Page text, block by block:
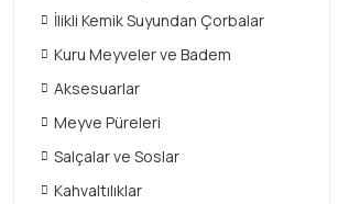
İlikli Kemik Suyundan Çorbalar
Kuru Meyveler ve Badem
Aksesuarlar
Meyve Püreleri
Salçalar ve Soslar
Kahvaltılıklar